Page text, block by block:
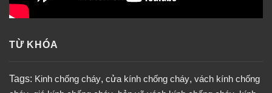
TỪ KHÓA
Tags: Kinh chống cháy, cửa kính chống cháy, vách kính chống